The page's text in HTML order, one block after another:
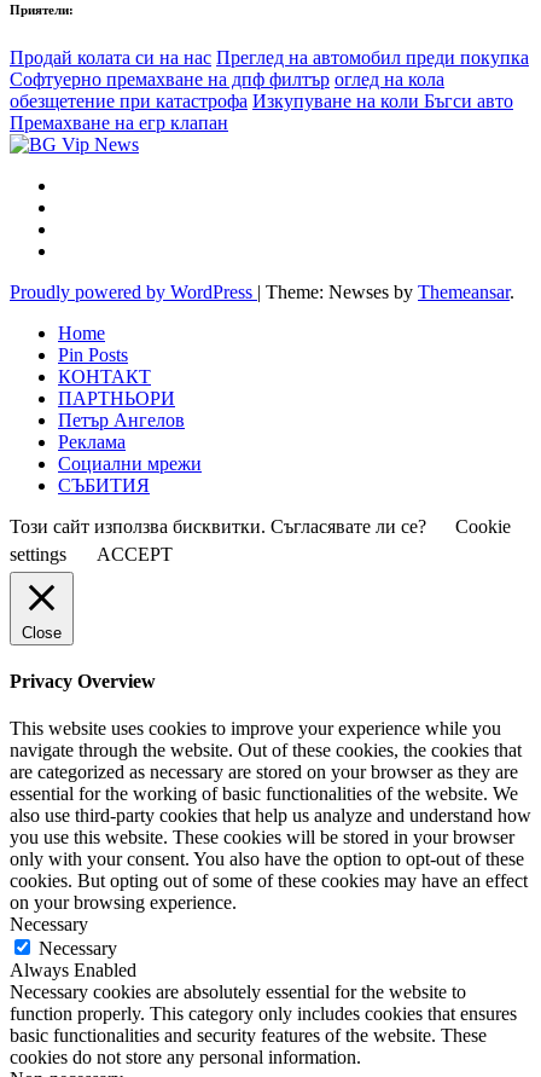
Приятели:
Продай колата си на нас Преглед на автомобил преди покупка
Софтуерно премахване на дпф филтър оглед на кола
обезщетение при катастрофа Изкупуване на коли Бъгси авто
Премахване на егр клапан
Proudly powered by WordPress | Theme: Newses by Themeansar.
Home
Pin Posts
КОНТАКТ
ПАРТНЬОРИ
Петър Ангелов
Реклама
Социални мрежи
СЪБИТИЯ
Този сайт използва бисквитки. Съгласявате ли се?
Cookie
settings
ACCEPT
Close
Privacy Overview
This website uses cookies to improve your experience while you
navigate through the website. Out of these cookies, the cookies that
are categorized as necessary are stored on your browser as they are
essential for the working of basic functionalities of the website. We
also use third-party cookies that help us analyze and understand how
you use this website. These cookies will be stored in your browser
only with your consent. You also have the option to opt-out of these
cookies. But opting out of some of these cookies may have an effect
on your browsing experience.
Necessary
Necessary
Always Enabled
Necessary cookies are absolutely essential for the website to
function properly. This category only includes cookies that ensures
basic functionalities and security features of the website. These
cookies do not store any personal information.